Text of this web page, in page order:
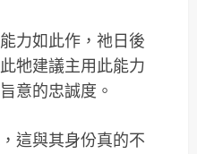
力如此作，祂日後
牠建議主用此能力
意的忠誠度。
這與其身份真的不